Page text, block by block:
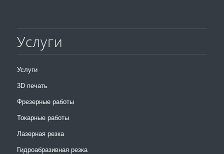
Услуги
Услуги
3D печать
Фрезерные работы
Токарные работы
Лазерная резка
Гидроабразивная резка